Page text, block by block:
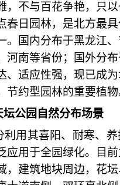
，不与百花争艳，只
春日园林，是北方最
。国内分布于黑龙江
河南等省份；国外分
、适应性强，现已成
节约型园林的重要植物
坛公园自然分布场景
利用其喜阳、耐寒、
应用于全园绿化。目
，建筑地块周边，花